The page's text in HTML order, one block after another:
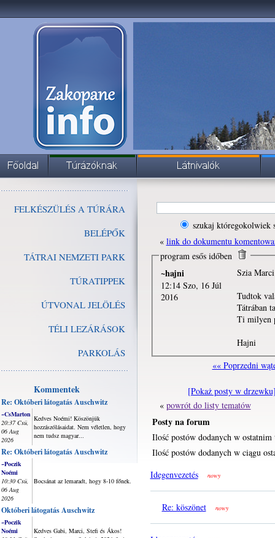
FELKÉSZÜLÉS A TÚRÁRA
BELÉPŐK
TÁTRAI NEMZETI PARK
TÚRATIPPEK
ÚTVONAL JELÖLÉS
TÉLI LEZÁRÁSOK
PARKOLÁS
Kommentek
Re: Októberi látogatás Auschwitz
~CsMarton
20:37 Csü,
06 Aug
2026
Kedves Noémi! Köszönjük
hozzászólásaidat. Nem véletlen, hogy
nem tudsz magyar...
Re: Októberi látogatás Auschwitz
~Poczik
Noémi
10:30 Csü,
06 Aug
2026
Bocsánat az lemaradt, hogy 8-10 főnek.
Októberi látogatás Auschwitz
~Poczik
Noémi
Kedves Gabi, Marci, Stefi és Ákos!
szukaj któregokolwiek
« link do dokumentu
program esős időben
~hajni
12:14 Szo, 16 Júl
2016
Szia
Tudtok
Tátrában
Ti milyen
Hajni
«« Poprzedni
[Pokaż posty w
« powrót do listy tematów
Posty na forum
Ilość postów dodanych w ostatnim
Ilość postów dodanych w ciągu
Idegenvezetés
nowy
Re: köszönet nowy